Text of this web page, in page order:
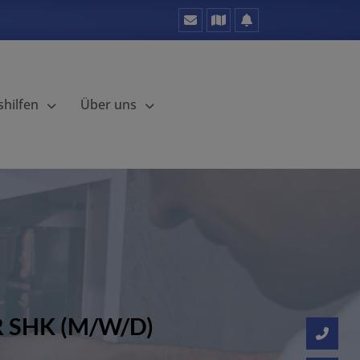
Über uns
SHK (M/W/D)